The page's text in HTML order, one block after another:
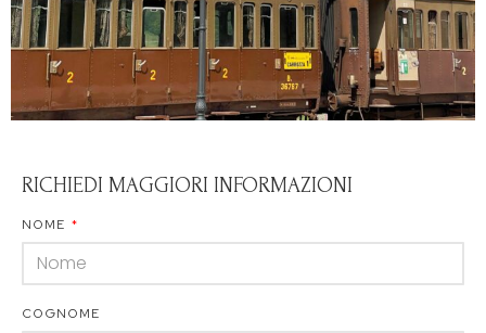
RICHIEDI MAGGIORI INFORMAZIONI
NOME
COGNOME